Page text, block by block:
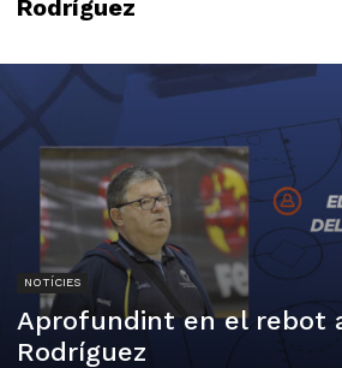
Rodríguez
NOTÍCIES
Aprofundint en el rebot
Rodríguez